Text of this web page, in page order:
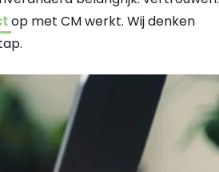
op met CM werkt. Wij denken